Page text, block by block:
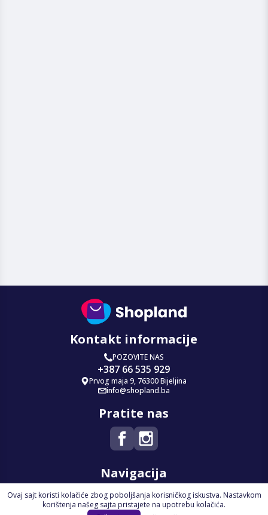
Kontakt informacije
POZOVITE NAS
+387 66 535 929
Prvog maja 9, 76300 Bijeljina
info@shopland.ba
Pratite nas
Navigacija
Početna
Na Akciji
Ovaj sajt koristi kolačiće zbog poboljšanja korisničkog iskustva. Nastavkom
korištenja našeg sajta pristajete na upotrebu kolačića.